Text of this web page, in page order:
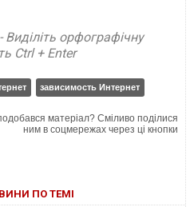
орфографічну
Ctrl + Enter
зависимость Интернет
матеріал? Сміливо поділися
ним в соцмережах через ці кнопки
ПО ТЕМІ